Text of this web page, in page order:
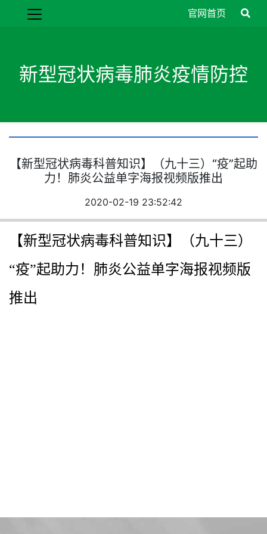
官网首页
新型冠状病毒肺炎疫情防控
【新型冠状病毒科普知识】（九十三）“疫”起助
力！肺炎公益单字海报视频版推出
2020-02-19 23:52:42
【新型冠状病毒科普知识】（九十三）
“疫”起助力！肺炎公益单字海报视频版
推出